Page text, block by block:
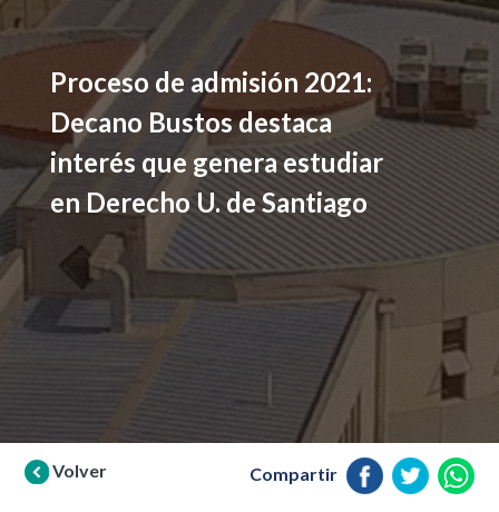
Proceso de admisión 2021:
Decano Bustos destaca
interés que genera estudiar
en Derecho U. de Santiago
Volver Compartir